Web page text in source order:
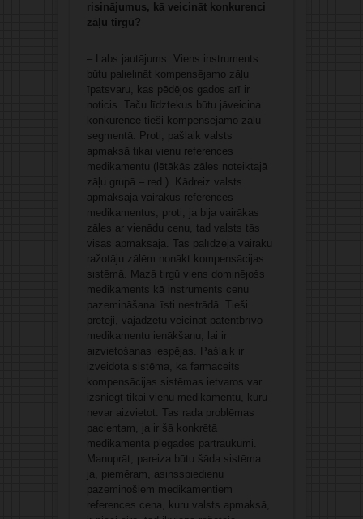
risinājumus, kā veicināt konkurenci
zāļu tirgū?
– Labs jautājums. Viens instruments
būtu palielināt kompensējamo zāļu
īpatsvaru, kas pēdējos gados arī ir
noticis. Taču līdztekus būtu jāveicina
konkurence tieši kompensējamo zāļu
segmentā. Proti, pašlaik valsts
apmaksā tikai vienu references
medikamentu (lētākās zāles noteiktajā
zāļu grupā – red.). Kādreiz valsts
apmaksāja vairākus references
medikamentus, proti, ja bija vairākas
zāles ar vienādu cenu, tad valsts tās
visas apmaksāja. Tas palīdzēja vairāku
ražotāju zālēm nonākt kompensācijas
sistēmā. Mazā tirgū viens dominējošs
medikaments kā instruments cenu
pazemināšanai īsti nestrādā. Tieši
pretēji, vajadzētu veicināt patentbrīvo
medikamentu ienākšanu, lai ir
aizvietošanas iespējas. Pašlaik ir
izveidota sistēma, ka farmaceits
kompensācijas sistēmas ietvaros var
izsniegt tikai vienu medikamentu, kuru
nevar aizvietot. Tas rada problēmas
pacientam, ja ir šā konkrētā
medikamenta piegādes pārtraukumi.
Manuprāt, pareiza būtu šāda sistēma:
ja, piemēram, asinsspiedienu
pazeminošiem medikamentiem
references cena, kuru valsts apmaksā,